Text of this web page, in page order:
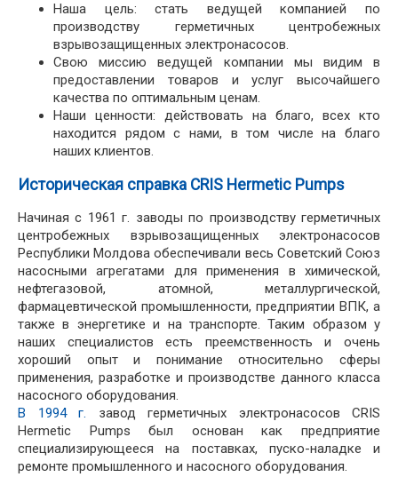
Наша цель: стать ведущей компанией по
производству герметичных центробежных
взрывозащищенных электронасосов.
Свою миссию ведущей компании мы видим в
предоставлении товаров и услуг высочайшего
качества по оптимальным ценам.
Наши ценности: действовать на благо, всех кто
находится рядом с нами, в том числе на благо
наших клиентов.
Историческая справка CRIS Hermetic Pumps
Начиная с 1961 г. заводы по производству герметичных
центробежных взрывозащищенных электронасосов
Республики Молдова обеспечивали весь Советский Союз
насосными агрегатами для применения в химической,
нефтегазовой, атомной, металлургической,
фармацевтической промышленности, предприятии ВПК, а
также в энергетике и на транспорте. Таким образом у
наших специалистов есть преемственность и очень
хороший опыт и понимание относительно сферы
применения, разработке и производстве данного класса
насосного оборудования.
В 1994 г. завод герметичных электронасосов CRIS
Hermetic Pumps был основан как предприятие
специализирующееся на поставках, пуско-наладке и
ремонте промышленного и насосного оборудования.